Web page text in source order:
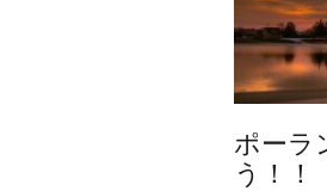
ポーラ
う！